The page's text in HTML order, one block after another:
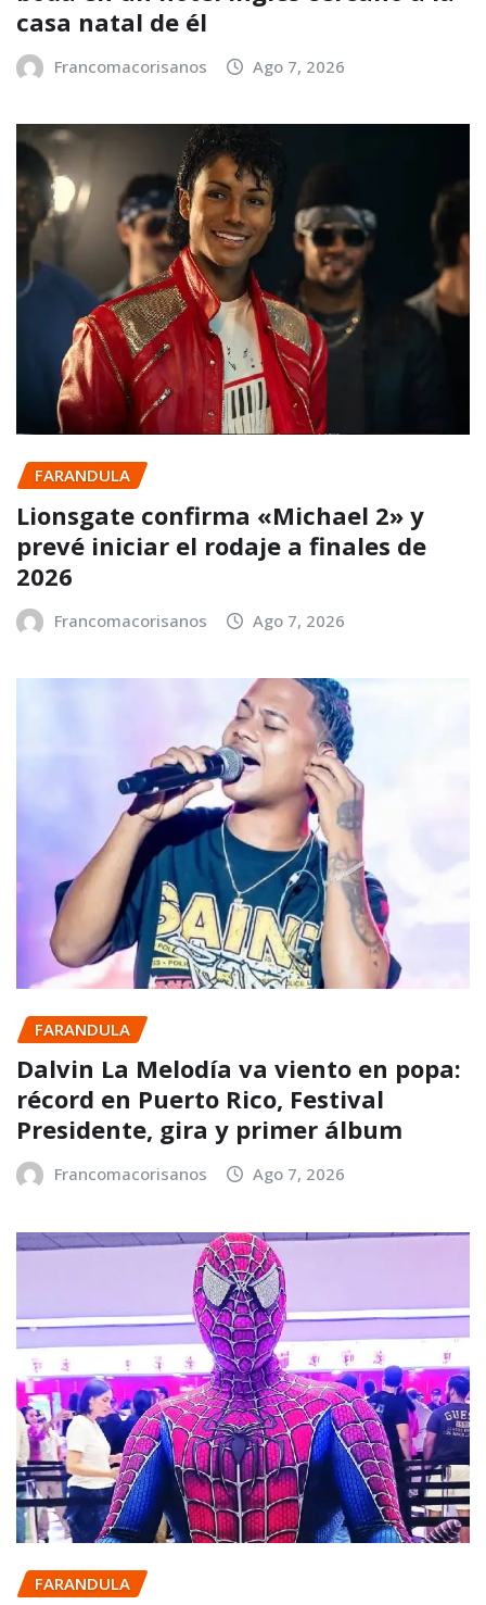
casa natal de él
Francomacorisanos Ago 7, 2026
FARANDULA
Lionsgate confirma «Michael 2» y
prevé iniciar el rodaje a finales de
2026
Francomacorisanos Ago 7, 2026
FARANDULA
Dalvin La Melodía va viento en popa:
récord en Puerto Rico, Festival
Presidente, gira y primer álbum
Francomacorisanos Ago 7, 2026
FARANDULA